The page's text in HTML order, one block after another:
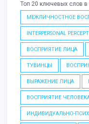
Топ 20 ключевых слов в
МЕЖЛИЧНОСТНОЕ
INTERPERSONAL
ВОСПРИЯТИЕ ЛИЦА
ТУВИНЦЫ
ВЫРАЖЕНИЕ ЛИЦА
ВОСПРИЯТИЕ
ИНДИВИДУАЛЬНО-